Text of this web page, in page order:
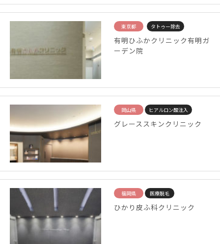
東京都 タトゥー除去
有明ひふかクリニック有明ガ
ーデン院
岡山県 ヒアルロン酸注入
グレーススキンクリニック
福岡県 医療脱毛
ひかり皮ふ科クリニック